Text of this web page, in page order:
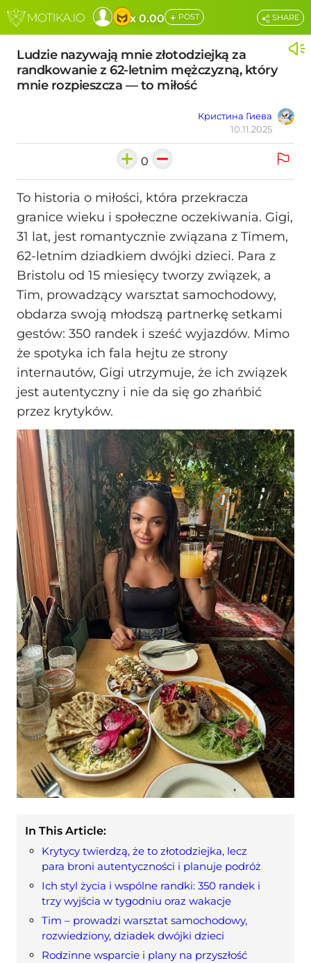
x 0.00 + POST
Ludzie nazywają mnie złotodziejką za
randkowanie z 62-letnim mężczyzną, który
mnie rozpieszcza — to miłość
Кристина Гиева
10.11.2025
SHARE
0
To historia o miłości, która przekracza
granice wieku i społeczne oczekiwania. Gigi,
31 lat, jest romantycznie związana z Timem,
62-letnim dziadkiem dwójki dzieci. Para z
Bristolu od 15 miesięcy tworzy związek, a
Tim, prowadzący warsztat samochodowy,
obdarza swoją młodszą partnerkę setkami
gestów: 350 randek i sześć wyjazdów. Mimo
że spotyka ich fala hejtu ze strony
internautów, Gigi utrzymuje, że ich związek
jest autentyczny i nie da się go zhańbić
przez krytyków.
In This Article:
Krytycy twierdzą, że to złotodziejka, lecz
para broni autentyczności i planuje podróż
Ich styl życia i wspólne randki: 350 randek i
trzy wyjścia w tygodniu oraz wakacje
Tim – prowadzi warsztat samochodowy,
rozwiedziony, dziadek dwójki dzieci
Rodzinne wsparcie i plany na przyszłość